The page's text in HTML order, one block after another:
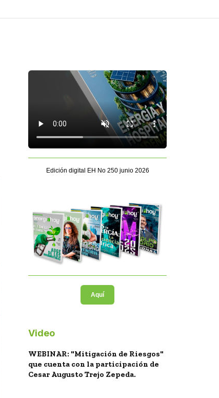
Edición digital EH No 250 junio 2026
Aquí
Video
WEBINAR: "Mitigación de Riesgos"
que cuenta con la participación de
Cesar Augusto Trejo Zepeda.